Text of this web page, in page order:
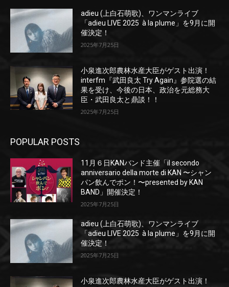
adieu (上白石萌歌)、ワンマンライブ
「adieu LIVE 2025 à la plume」を9月に開
催決定！
2025年7月25日
小泉進次郎農林水産大臣がゲスト出演！
interfm『武田良太 Try Again』参院選の結
果を受け、今後の日本、政治を元総務大
臣・武田良太と鼎談！！
2025年7月25日
POPULAR POSTS
11月６日KANバンド主催「il secondo
anniversario della morte di KAN 〜シャン
パン飲んでポン！〜presented by KAN
BAND」開催決定！
2025年7月25日
adieu (上白石萌歌)、ワンマンライブ
「adieu LIVE 2025 à la plume」を9月に開
催決定！
2025年7月25日
小泉進次郎農林水産大臣がゲスト出演！